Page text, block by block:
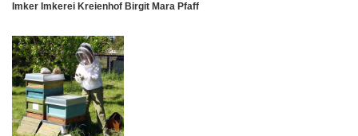
Imker Imkerei Kreienhof Birgit Mara Pfaff